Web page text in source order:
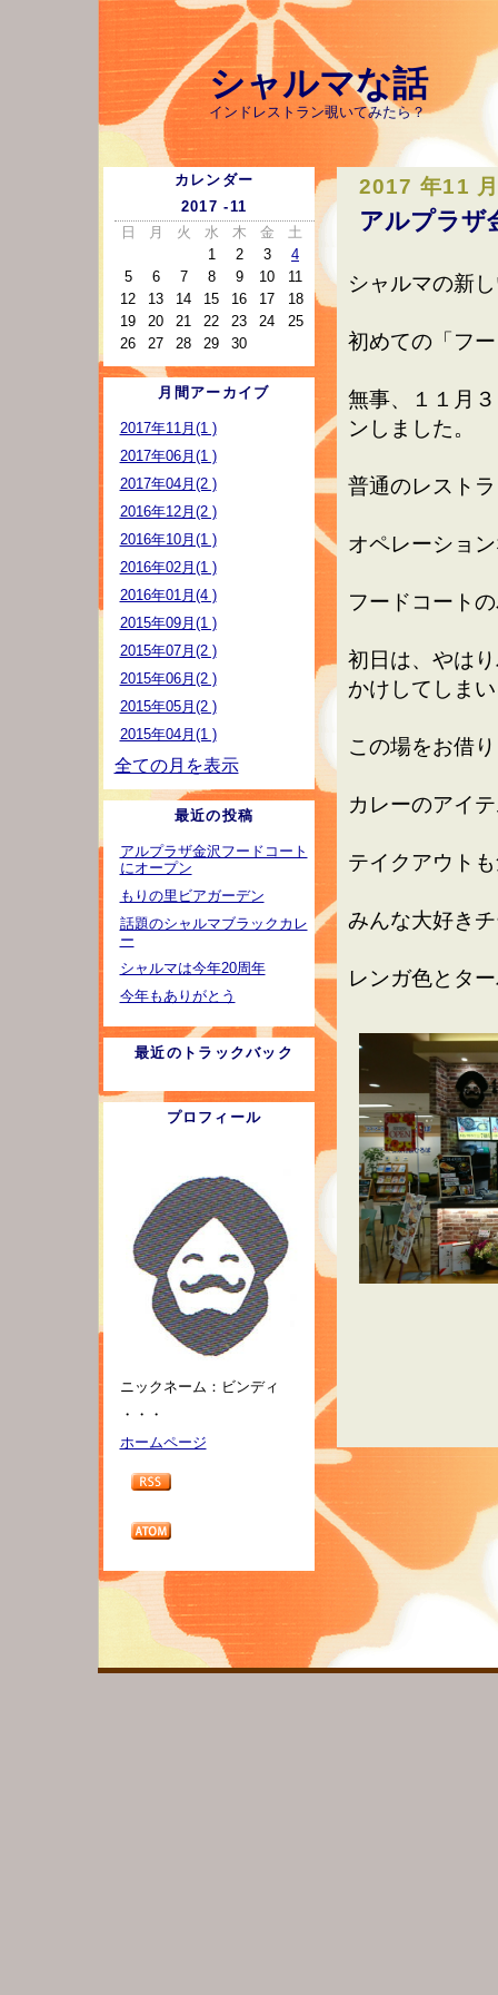
シャルマな話
インドレストラン覗いてみたら？
カレンダー
2017 -11
日
月 火 水 木 金
土
1
2 3
4
5
6 7 8 9 10
11
12
13 14 15 16 17
18
19
20 21 22 23 24
25
26
27 28 29 30
月間アーカイブ
2017年11月(1 )
2017年06月(1 )
2017年04月(2 )
2016年12月(2 )
2016年10月(1 )
2016年02月(1 )
2016年01月(4 )
2015年09月(1 )
2015年07月(2 )
2015年06月(2 )
2015年05月(2 )
2015年04月(1 )
全ての月を表示
最近の投稿
アルプラザ金沢フードコート
にオープン
もりの里ビアガーデン
話題のシャルマブラックカレ
ー
シャルマは今年20周年
今年もありがとう
最近のトラックバック
プロフィール
ニックネーム：ビンディ
・・・
ホームページ
2017 年11
アルプラザ
シャルマの新
初めての「フ
無事、１１月
ンしました。
普通のレスト
オペレーショ
フードコート
初日は、やは
かけしてしま
この場をお借
カレーのアイ
テイクアウト
みんな大好き
レンガ色とタ